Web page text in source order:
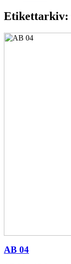
Etikettarkiv:
AB 04